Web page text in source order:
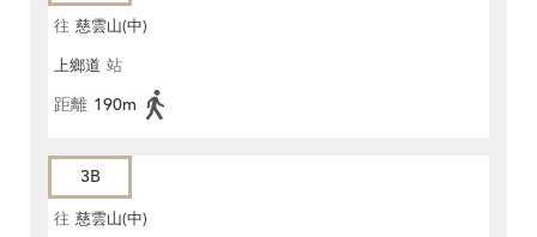
往 慈雲山(中)
上鄉道 站
距離 190m
3B
往 慈雲山(中)